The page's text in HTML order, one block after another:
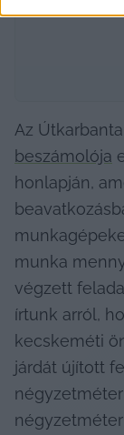
beszámolója
honlapján,
munka
végzett
írtunk arról,
kecskeméti
járdát újított